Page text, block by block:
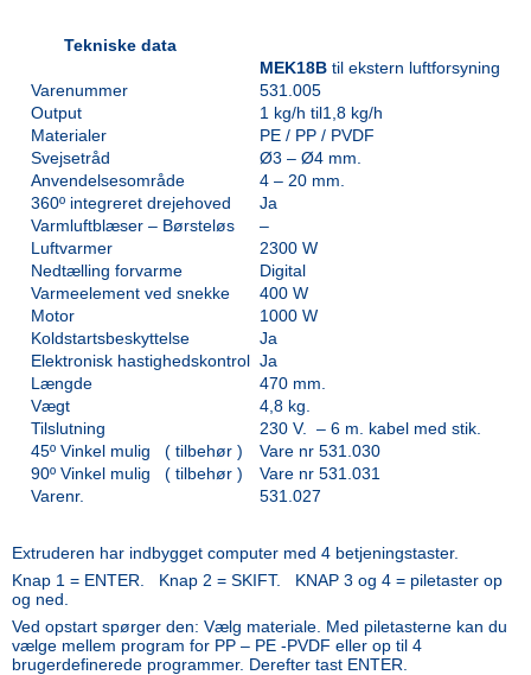
Tekniske data
MEK18B til ekstern luftforsyning
Varenummer
531.005
Output
1 kg/h til1,8 kg/h
Materialer
PE / PP / PVDF
Svejsetråd
Ø3 – Ø4 mm.
Anvendelsesområde
4 – 20 mm.
360º integreret drejehoved
Ja
Varmluftblæser – Børsteløs
–
Luftvarmer
2300 W
Nedtælling forvarme
Digital
Varmeelement ved snekke
400 W
Motor
1000 W
Koldstartsbeskyttelse
Ja
Elektronisk hastighedskontrol Ja
Længde
470 mm.
Vægt
4,8 kg.
Tilslutning
230 V. – 6 m. kabel med stik.
45º Vinkel mulig ( tilbehør )
Vare nr 531.030
90º Vinkel mulig ( tilbehør )
Vare nr 531.031
Varenr.
531.027
Extruderen har indbygget computer med 4 betjeningstaster.
Knap 1 = ENTER. Knap 2 = SKIFT. KNAP 3 og 4 = piletaster op
og ned.
Ved opstart spørger den: Vælg materiale. Med piletasterne kan du
vælge mellem program for PP – PE -PVDF eller op til 4
brugerdefinerede programmer. Derefter tast ENTER.